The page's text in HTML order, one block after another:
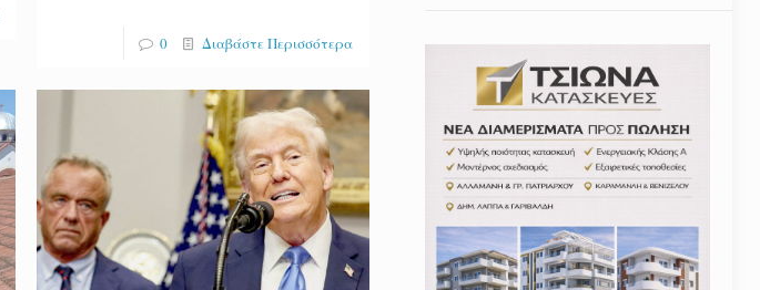
0 Διαβάστε Περισσότερα